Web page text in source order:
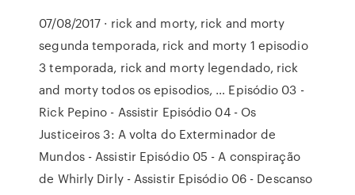
07/08/2017 · rick and morty, rick and morty
segunda temporada, rick and morty 1 episodio
3 temporada, rick and morty legendado, rick
and morty todos os episodios, … Episódio 03 -
Rick Pepino - Assistir Episódio 04 - Os
Justiceiros 3: A volta do Exterminador de
Mundos - Assistir Episódio 05 - A conspiração
de Whirly Dirly - Assistir Episódio 06 - Descanso